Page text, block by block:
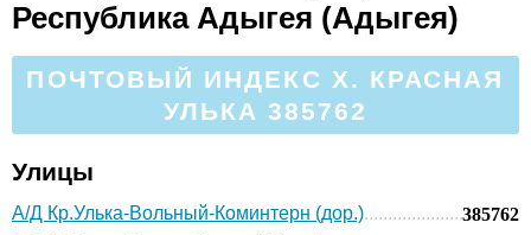
Республика Адыгея (Адыгея)
ПОЧТОВЫЙ ИНДЕКС Х. КРАСНАЯ
УЛЬКА 385762
Улицы
А/Д Кр.Улька-Вольный-Коминтерн (дор.)
385762